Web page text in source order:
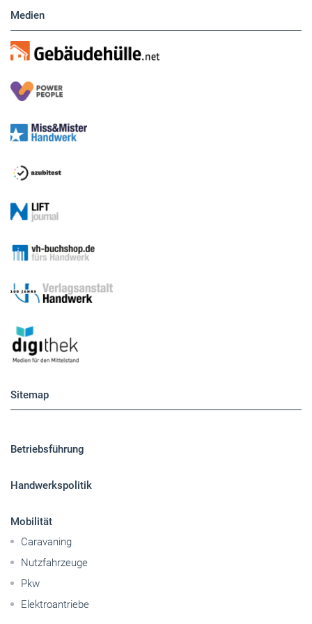
Medien
Sitemap
Betriebsführung
Handwerkspolitik
Mobilität
Caravaning
Nutzfahrzeuge
Pkw
Elektroantriebe